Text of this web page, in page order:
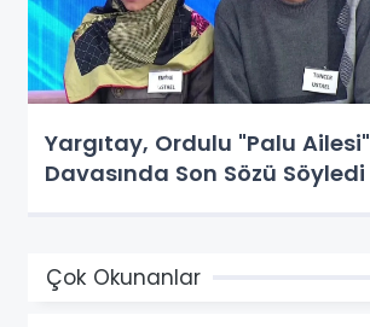
Yargıtay, Ordulu "Palu Ailesi"
Davasında Son Sözü Söyledi
Çok Okunanlar